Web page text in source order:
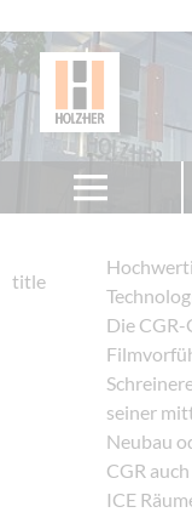
title
Die
seiner
Neubau
CGR
ICE